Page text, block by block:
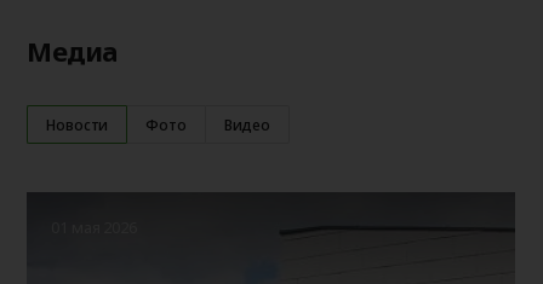
Медиа
Новости Фото Видео